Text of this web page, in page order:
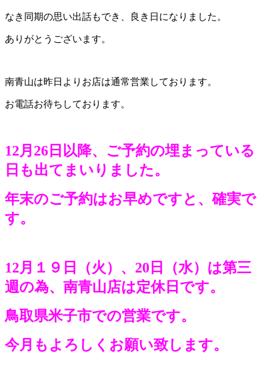
なき同期の思い出話もでき、良き日になりました。
ありがとうございます。
南青山は昨日よりお店は通常営業しております。
お電話お待ちしております。
12月26日以降、ご予約の埋まっている
日も出てまいりました。
年末のご予約はお早めですと、確実で
す。
12月１９日（火）、20日（水）は第三
週の為、南青山店は定休日です。
鳥取県米子市での営業です。
今月もよろしくお願い致します。